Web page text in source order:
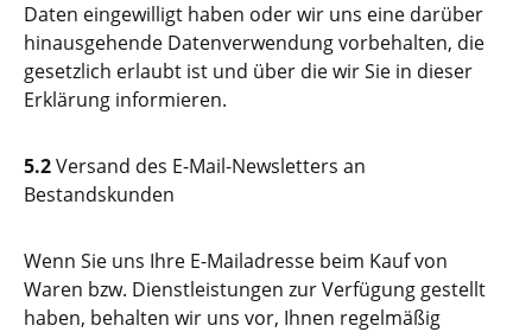
Daten eingewilligt haben oder wir uns eine darüber
hinausgehende Datenverwendung vorbehalten, die
gesetzlich erlaubt ist und über die wir Sie in dieser
Erklärung informieren.
5.2Versand des E-Mail-Newsletters an
Bestandskunden
Wenn Sie uns Ihre E-Mailadresse beim Kauf von
Waren bzw. Dienstleistungen zur Verfügung gestellt
haben, behalten wir uns vor, Ihnen regelmäßig